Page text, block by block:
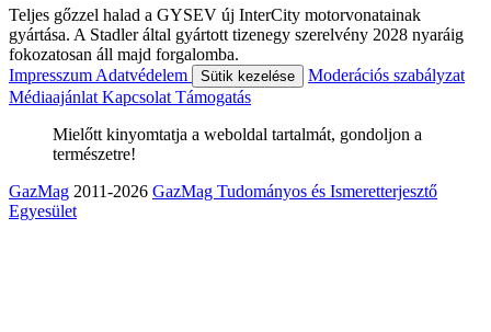
Teljes gőzzel halad a GYSEV új InterCity motorvonatainak
gyártása. A Stadler által gyártott tizenegy szerelvény 2028 nyaráig
fokozatosan áll majd forgalomba.
Impresszum Adatvédelem Sütik kezelése
Moderációs szabályzat
Médiaajánlat Kapcsolat Támogatás
Mielőtt kinyomtatja a weboldal tartalmát, gondoljon a
természetre!
GazMag 2011-2026 GazMag Tudományos és Ismeretterjesztő
Egyesület